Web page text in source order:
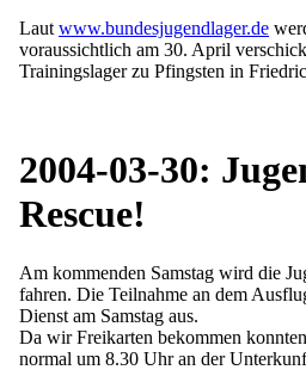
Laut www.bundesjugendlager.de
voraussichtlich am 30. April
Trainingslager zu Pfingsten in
2004-03-30:
Rescue!
Am kommenden Samstag wird die
fahren. Die Teilnahme an dem
Dienst am Samstag aus.
Da wir Freikarten bekommen
normal um 8.30 Uhr an der